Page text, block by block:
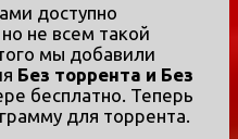
доступно
не всем такой
мы добавили
Без торрента и Без
бесплатно. Теперь
для торрента.